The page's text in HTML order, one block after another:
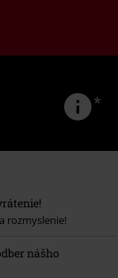
*
rozmyslenie!
nášho